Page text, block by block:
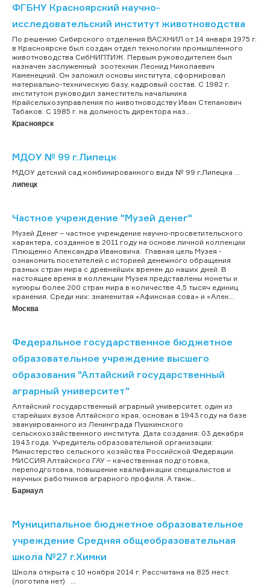
ФГБНУ Красноярский научно-
исследовательский институт животноводства
По решению Сибирского отделения ВАСХНИЛ от 14 января 1975 г.
в Красноярске был создан отдел технологии промышленного
животноводства СибНИПТИЖ. Первым руководителем был
назначен заслуженный зоотехник Леонид Николаевич
Каменецкий. Он заложил основы института, сформировал
материально-техническую базу, кадровый состав. С 1982 г.
институтом руководил заместитель начальника
Крайсельхозуправления по животноводству Иван Степанович
Табаков. С 1985 г. на должность директора наз...
Красноярск
МДОУ № 99 г.Липецк
МДОУ детский сад комбинированного вида № 99 г.Липецка ...
липецк
Частное учреждение "Музей денег"
Музей Денег – частное учреждение научно-просветительского
характера, созданное в 2011 году на основе личной коллекции
Плющенко Александра Ивановича. Главная цель Музея -
ознакомить посетителей с историей денежного обращения
разных стран мира с древнейших времен до наших дней. В
настоящее время в коллекции Музея представлены монеты и
купюры более 200 стран мира в количестве 4,5 тысяч единиц
хранения. Среди них: знаменитая «Афинская сова» и «Алек...
Москва
Федеральное государственное бюджетное
образовательное учреждение высшего
образования "Алтайский государственный
аграрный университет"
Алтайский государственный аграрный университет, один из
старейших вузов Алтайского края, основан в 1943 году на базе
эвакуированного из Ленинграда Пушкинского
сельскохозяйственного института. Дата создания: 03 декабря
1943 года. Учредитель образовательной организации:
Министерство сельского хозяйства Российской Федерации.
МИССИЯ Алтайского ГАУ – качественная подготовка,
переподготовка, повышение квалификации специалистов и
научных работников аграрного профиля. А такж...
Барнаул
Муниципальное бюджетное образовательное
учреждение Средняя общеобразовательная
школа №27 г.Химки
Школа открыта с 10 ноября 2014 г. Рассчитана на 825 мест.
(логотипа нет) ...